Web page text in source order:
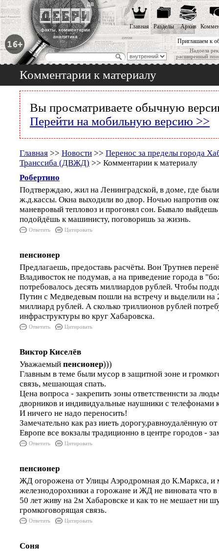
Приглашаем к
Надоела
расширенный
Главная Разделы Архив
Комментарии к материалу
Вы просматриваете обычную
Перейти на мобильную версию >>
Главная >> Новости >> Перенос за пределы города
Транссиба (ДВЖД) >> Комментарии к материалу
Робертино
Подтверждаю, жил на Ленинградской, в доме, где
ж.д.кассы. Окна выходили во двор. Ночью напротив
маневровый тепловоз и прогонял сон. Бывало
подойдёшь к машинисту, поговоришь за жизнь.
Ответить Цитировать
пенсионер
Предлагаешь, предоставь расчёты. Вон Трутнев
Владивосток не подумав, а на приведение города в
потребовалось десять миллиардов рублей. Чтобы
Путин с Медведевым пошли на встречу и выделили на
миллиард рублей. А сколько триллионов рублей
инфраструктуры во круг Хабаровска.
Ответить Цитировать
Виктор Киселёв
Уважаемый пенсионер)))
Главным в теме были мусор в защитной зоне и
связь, мешающая спать.
Цена вопроса - закрепить зоны ответственнсти за
дворников и индивидуальные наушники с телефонами
И ничего не надо переносить!
Замечательно как раз ииеть дорогу,равноудалённую
Европе все вокзалы традиционно в центре городов -
Ответить Цитировать
пенсионер
ЖД огорожена от Улицы Аэродромная до К.Маркса, и
железнодорохники а горожане и ЖД не виновата что в
50 лет живу на 2м Хабаровске и как то не мешает ни
громкоговорящая связь.
Ответить Цитировать
Соня